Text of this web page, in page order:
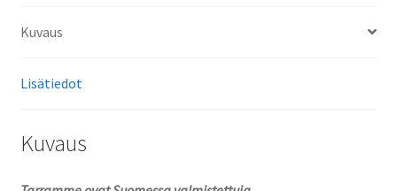
Kuvaus
Lisätiedot
Kuvaus